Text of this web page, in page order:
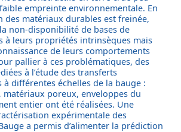
empreinte environnementale. En
des matériaux durables est freinée,
non-disponibilité de bases de
à leurs propriétés intrinsèques mais
de leurs comportements
pallier à ces problématiques, des
à l’étude des transferts
différentes échelles de la bauge :
poreux, enveloppes du
entier ont été réalisées. Une
expérimentale des
a permis d’alimenter la prédiction